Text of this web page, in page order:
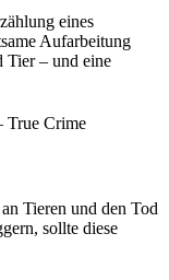
eines
Aufarbeitung
Tier – und eine
True Crime
Tieren und den Tod
sollte diese